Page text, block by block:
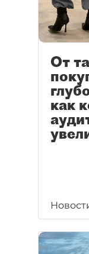
От
как